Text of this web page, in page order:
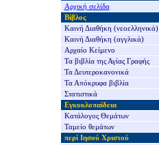
Αρχική σελίδα
Βίβλος
Καινή Διαθήκη (νεοελληνικά)
Καινή Διαθήκη (αγγλικά)
Αρχαίο Κείμενο
Τα βιβλία τηςΑγίας Γραφής
Τα Δευτεροκανονικά
Τα Απόκρυφα βιβλία
Στατιστικά
Εγκυκλοπαίδεια
Κατάλογος Θεμάτων
Ταμείο θεμάτων
περί Ιησού Χριστού